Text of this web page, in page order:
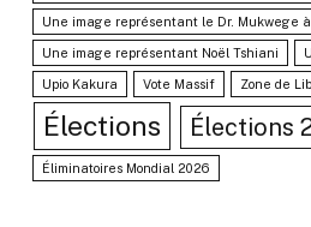
Une image représentant le Dr. Mukwege
Une image représentant Noël Tshiani
Upio Kakura Vote Massif Zone de
Élections Élections
Éliminatoires Mondial 2026